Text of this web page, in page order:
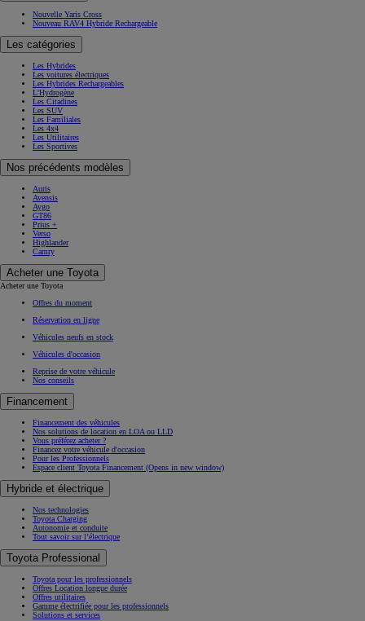
Nouvelle Yaris Cross
Nouveau RAV4 Hybride Rechargeable
Les catégories
Les Hybrides
Les voitures électriques
Les Hybrides Rechargeables
L'Hydrogène
Les Citadines
Les SUV
Les Familiales
Les 4x4
Les Utilitaires
Les Sportives
Nos précédents modèles
Auris
Avensis
Aygo
GT86
Prius +
Verso
Highlander
Camry
Acheter une Toyota
Acheter une Toyota
Offres du moment
Réservation en ligne
Véhicules neufs en stock
Véhicules d'occasion
Reprise de votre véhicule
Nos conseils
Financement
Financement des véhicules
Nos solutions de location en LOA ou LLD
Vous préférez acheter ?
Financez votre véhicule d'occasion
Pour les Professionnels
Espace client Toyota Financement (Opens in new window)
Hybride et électrique
Nos technologies
Toyota Charging
Autonomie et conduite
Tout savoir sur l’électrique
Toyota Professional
Toyota pour les professionnels
Offres Location longue durée
Offres utilitaires
Gamme électrifiée pour les professionnels
Solutions et services